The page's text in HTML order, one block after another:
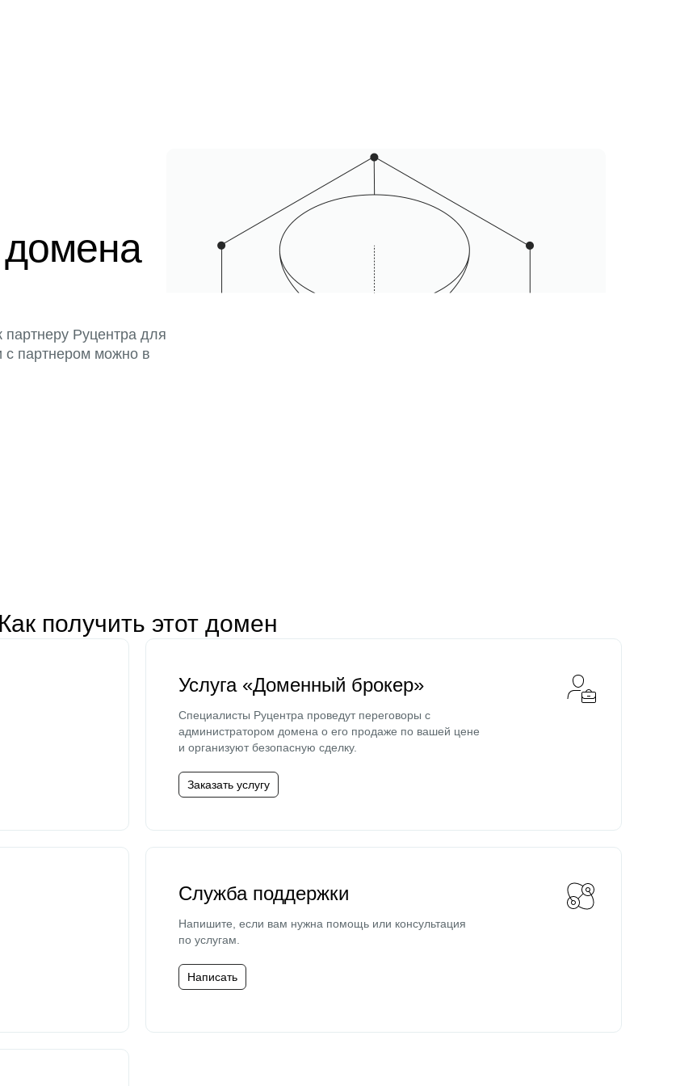
домена
Руцентра для
с партнером можно в
Как получить этот домен
Услуга «Доменный брокер»
Специалисты Руцентра проведут переговоры с
администратором домена о его продаже по вашей цене
и организуют безопасную сделку.
Заказать услугу
Служба поддержки
Напишите, если вам нужна помощь или консультация
по услугам.
Написать